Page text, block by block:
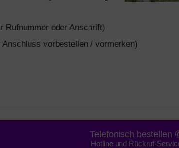
Rufnummer oder Anschrift)
vorbestellen / vormerken)
Telefonisch bestellen
Hotline und Rückruf-